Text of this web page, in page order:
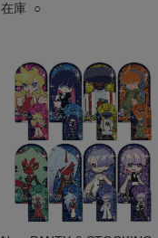
在庫 ○